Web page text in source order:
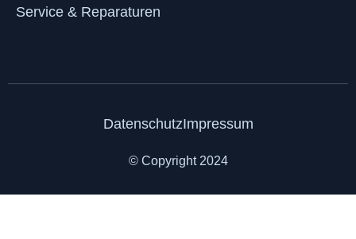
Service & Reparaturen
DatenschutzImpressum
© Copyright 2024